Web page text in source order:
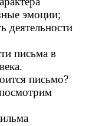
эмоции;
деятельности
письма в
письмо?